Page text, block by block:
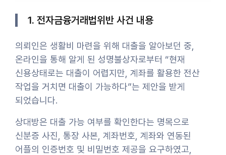
1. 전자금융거래법위반 사건 내용
의뢰인은 생활비 마련을 위해 대출을 알아보던 중,
온라인을 통해 알게 된 성명불상자로부터 “현재
신용상태로는 대출이 어렵지만, 계좌를 활용한 전산
작업을 거치면 대출이 가능하다”는 제안을 받게
되었습니다.
상대방은 대출 가능 여부를 확인한다는 명목으로
신분증 사진, 통장 사본, 계좌번호, 계좌와 연동된
어플의 인증번호 및 비밀번호 제공을 요구하였고,